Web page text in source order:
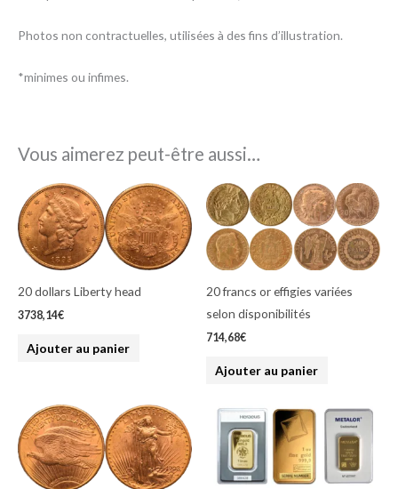
Photos non contractuelles, utilisées à des fins d’illustration.
*minimes ou infimes.
Vous aimerez peut-être aussi…
20 dollars Liberty head
3738,14€
Ajouter au panier
20 francs or effigies variées
selon disponibilités
714,68€
Ajouter au panier